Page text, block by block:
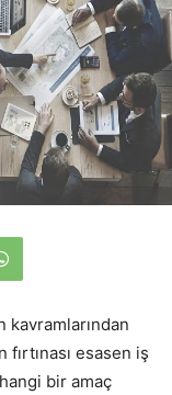
kavramlarından
fırtınası esasen iş
bir amaç